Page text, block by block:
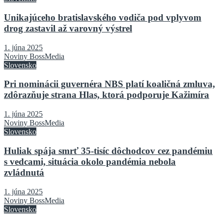
Unikajúceho bratislavského vodiča pod vplyvom
drog zastavil až varovný výstrel
1. júna 2025
Noviny BossMedia
Slovensko
Pri nominácii guvernéra NBS platí koaličná zmluva,
zdôrazňuje strana Hlas, ktorá podporuje Kažimíra
1. júna 2025
Noviny BossMedia
Slovensko
Huliak spája smrť 35-tisíc dôchodcov cez pandémiu
s vedcami, situácia okolo pandémia nebola
zvládnutá
1. júna 2025
Noviny BossMedia
Slovensko